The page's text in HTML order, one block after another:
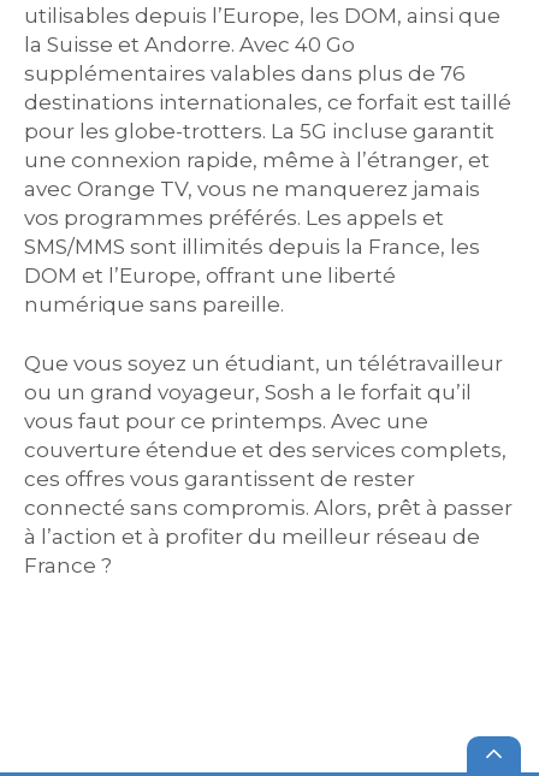
utilisables depuis l’Europe, les DOM, ainsi que
la Suisse et Andorre. Avec 40 Go
supplémentaires valables dans plus de 76
destinations internationales, ce forfait est taillé
pour les globe-trotters. La 5G incluse garantit
une connexion rapide, même à l’étranger, et
avec Orange TV, vous ne manquerez jamais
vos programmes préférés. Les appels et
SMS/MMS sont illimités depuis la France, les
DOM et l’Europe, offrant une liberté
numérique sans pareille.
Que vous soyez un étudiant, un télétravailleur
ou un grand voyageur, Sosh a le forfait qu’il
vous faut pour ce printemps. Avec une
couverture étendue et des services complets,
ces offres vous garantissent de rester
connecté sans compromis. Alors, prêt à passer
à l’action et à profiter du meilleur réseau de
France ?